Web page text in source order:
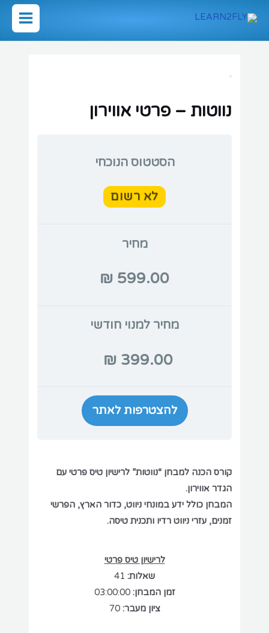
לתוכן
Main
נווטות – פרטי אווירון
הסטטוס הנוכחי
לא רשום
מחיר
מחיר למנוי חודשי
399.00 ₪
להצטרפות לאתר
קורס הכנה למבחן “נווטות” לרישיון טיס פרטי עם
הגדר אווירון.
המבחן כולל ידע במונחי ניווט, כדור הארץ, הפרשי
זמנים, עזרי ניווט רדיו ותכנית טיסה.
לרישיון טיס פרטי
שאלות:
זמן המבחן: 03:00:00
ציון מעבר: 70